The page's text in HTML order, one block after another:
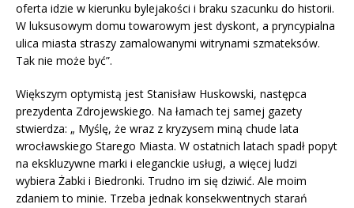
oferta idzie w kierunku bylejakości i braku szacunku do historii.
W luksusowym domu towarowym jest dyskont, a pryncypialna
ulica miasta straszy zamalowanymi witrynami szmateksów.
Tak nie może być”.
Większym optymistą jest Stanisław Huskowski, następca
prezydenta Zdrojewskiego. Na łamach tej samej gazety
stwierdza: „ Myślę, że wraz z kryzysem miną chude lata
wrocławskiego Starego Miasta. W ostatnich latach spadł popyt
na ekskluzywne marki i eleganckie usługi, a więcej ludzi
wybiera Żabki i Biedronki. Trudno im się dziwić. Ale moim
zdaniem to minie. Trzeba jednak konsekwentnych starań